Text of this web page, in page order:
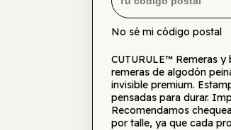
No sé mi código postal
CUTURULE™ Remeras
remeras de algodón
invisible premium.
pensadas para durar.
Recomendamos
por talle, ya que cada